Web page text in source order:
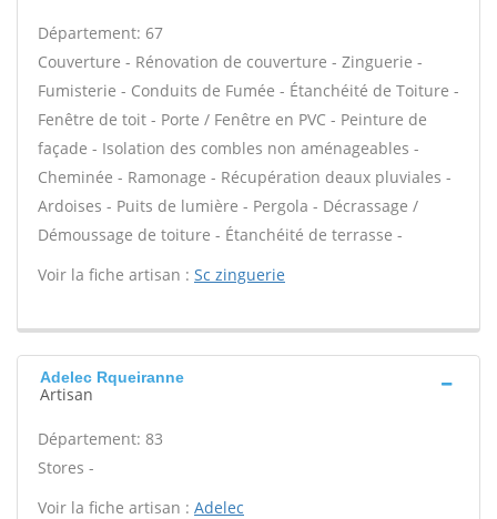
Département: 67
Couverture - Rénovation de couverture - Zinguerie -
Fumisterie - Conduits de Fumée - Étanchéité de Toiture -
Fenêtre de toit - Porte / Fenêtre en PVC - Peinture de
façade - Isolation des combles non aménageables -
Cheminée - Ramonage - Récupération deaux pluviales -
Ardoises - Puits de lumière - Pergola - Décrassage /
Démoussage de toiture - Étanchéité de terrasse -
Voir la fiche artisan : Sc zinguerie
Adelec Rqueiranne
Artisan
Département: 83
Stores -
Voir la fiche artisan : Adelec